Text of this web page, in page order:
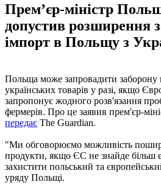
Премʼєр-міністр
допустив розширення
імпорт в Польщу з
Польща може запровадити заборону
українських товарів у разі, якщо
запропонує жодного розв'язання
фермерів. Про це заявив прем'єр-
передає The Guardian.
"Ми обговорюємо можливість
продукти, якщо ЄС не знайде більш
захистити польський та
уряду Польщі.